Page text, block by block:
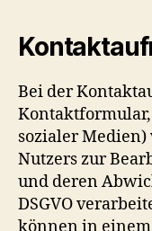
Bei der
sozialer
Nutzers zur
und deren
DSGVO
können in